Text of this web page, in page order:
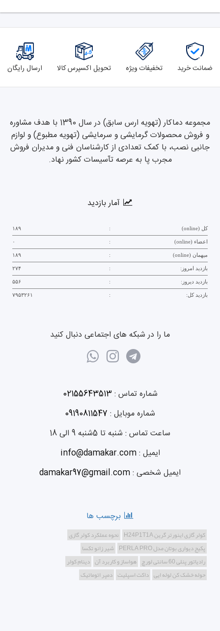
ضمانت خرید تخفیفات ویژه تحویل اکسپرس کالا ارسال رایگان
مجموعه دماکار (تهویه ارس سابق) در سال 1390 با هدف مشاوره
و فروش محصولات گرمایشی و سرمایشی (تهویه مطبوع) و لوازم
جانبی نصب، با کمک تعدادی از کارشناسان فنی و مدیران فروش
مجرب پا به عرصه تآسیسات کشور نهاد.
آمار بازدید
کل (online) : ۱۸۹
اعضاء (online) : ۰
میهمان (online) : ۱۸۹
بازدید امروز: : ۲۷۴
بازدید دیروز: : ۵۵۶
بازدید کل: : ۷۹۵۳۲۶۱
ما را در شبکه های اجتماعی دنبال کنید
شماره تماس : 02155643513
شماره موبایل : 09190811547
ساعت تماس : شنبه تا 5شنبه 9 الی 18
ایمیل :info@damakar.com
ایمیل شخصی : damakar97@gmail.com
برچسب ها
کولر گازی اینورتر گرین H24P1T1A
نحوه عملکرد کولر گازی
پکیج دیواری بوتان مدل PERLA PRO
شیر زانو تکسا
رادیاتور پنلی 60 سانتی لورچ
هواساز و کاربرد آن دینام کولر
حوله خشک کن لوله ایی داکت اسپلیت دمپر اتوماتیک